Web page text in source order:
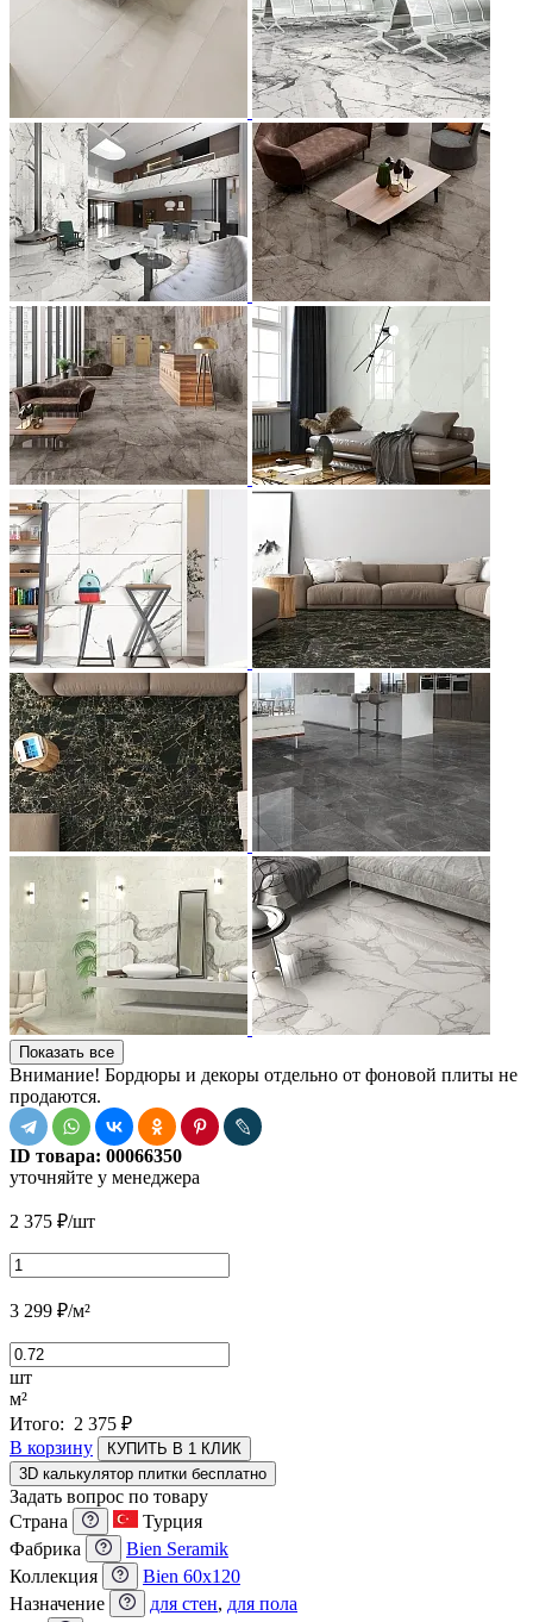
Показать все
Внимание! Бордюры и декоры отдельно от фоновой плиты не
продаются.
ID товара: 00066350
уточняйте у менеджера
2 375 ₽/шт
3 299 ₽/м²
шт
м²
Итого: 2 375 ₽
В корзину
КУПИТЬ В 1 КЛИК
3D калькулятор плитки бесплатно
Задать вопрос по товару
Страна
Турция
Фабрика
Bien Seramik
Коллекция
Bien 60x120
Назначение
для стен, для пола